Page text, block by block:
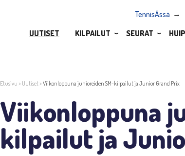
TennisÄssä
UUTISET
KILPAILUT SEURAT
Etusivu > Uutiset>Viikonloppuna junioreiden SM-kilpailut ja Junior Grand Prix
Viikonloppuna
kilpailut ja